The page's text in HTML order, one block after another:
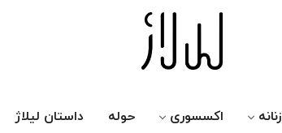
زنانه اکسسوری حوله داستان لیلاژ